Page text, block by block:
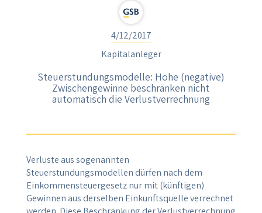
Steuerstundungsmodelle: Hohe (negative)
Zwischengewinne beschränken nicht
automatisch die Verlustverrechnung
4/12/2017
Kapitalanleger
Verluste aus sogenannten
Steuerstundungsmodellen dürfen nach dem
Einkommensteuergesetz nur mit (künftigen)
Gewinnen aus derselben Einkunftsquelle verrechnet